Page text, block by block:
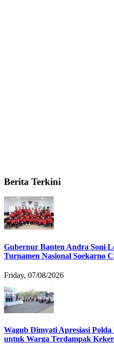
Berita Terkini
Gubernur Banten Andra Soni
Turnamen Nasional Soekarno
Friday, 07/08/2026
Wagub Dimyati Apresiasi
untuk Warga Terdampak